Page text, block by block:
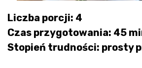
Liczba porcji: 4
Czas przygotowania: 45
Stopień trudności: prosty